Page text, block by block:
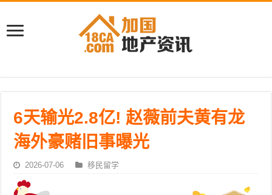
6天输光2.8亿! 赵薇前夫黄有龙
海外豪赌旧事曝光
2026-07-06 移民留学